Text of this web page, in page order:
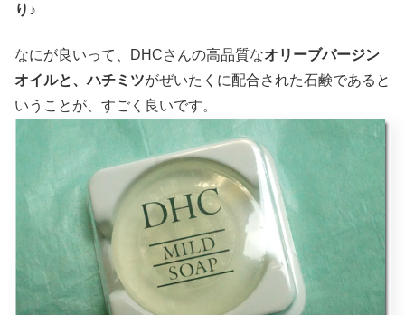
り♪
なにが良いって、DHCさんの高品質なオリーブバージン
オイルと、ハチミツがぜいたくに配合された石鹸であると
いうことが、すごく良いです。